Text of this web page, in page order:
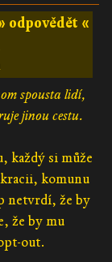
odpovědět «
spousta lidí,
jinou cestu.
každý si může
komunu
netvrdí, že by
že by mu
out.